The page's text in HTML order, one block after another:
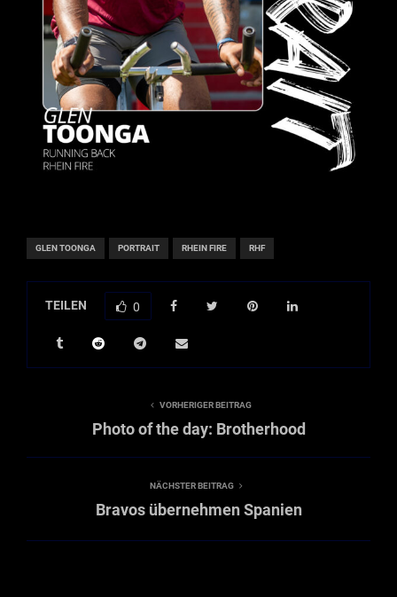
GLEN TOONGA PORTRAIT RHEIN FIRE RHF
TEILEN 0
VORHERIGER BEITRAG
Photo of the day: Brotherhood
NÄCHSTER BEITRAG
Bravos übernehmen Spanien